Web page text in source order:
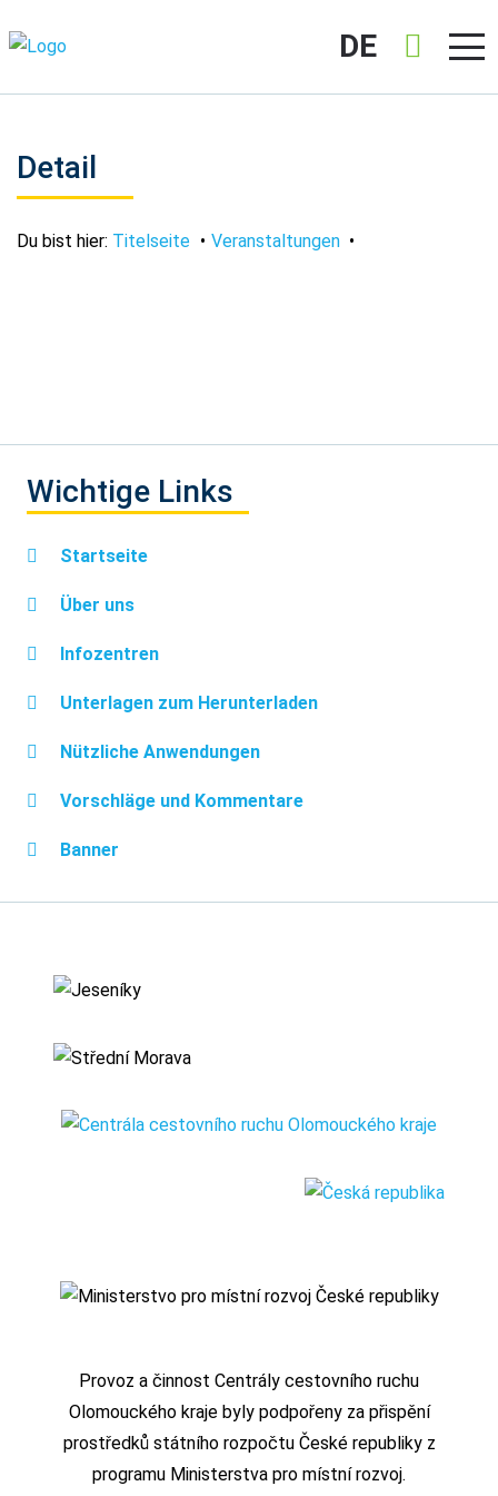
DE
Detail
Du bist hier: Titelseite Veranstaltungen
Wichtige Links
Startseite
Über uns
Infozentren
Unterlagen zum Herunterladen
Nützliche Anwendungen
Vorschläge und Kommentare
Banner
Provoz a činnost Centrály cestovního ruchu
Olomouckého kraje byly podpořeny za přispění
prostředků státního rozpočtu České republiky z
programu Ministerstva pro místní rozvoj.